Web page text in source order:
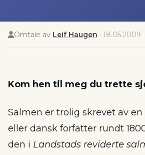
Omtale av Leif Haugen ·18.05.2009
Kom hen til meg du trette
Salmen er trolig skrevet av
eller dansk forfatter rundt
den i Landstads reviderte